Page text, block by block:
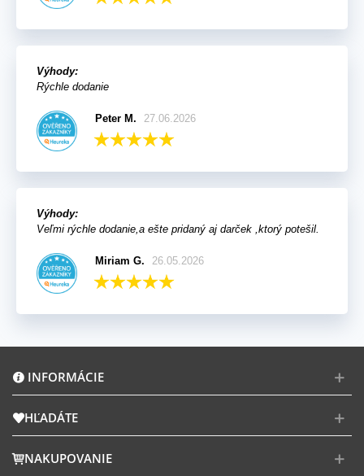
Výhody:
Rýchle dodanie
Peter M. 27.06.2026
Výhody:
Veľmi rýchle dodanie,a ešte pridaný aj darček ,ktorý potešil.
Miriam G. 26.05.2026
INFORMÁCIE
HĽADÁTE
NAKUPOVANIE